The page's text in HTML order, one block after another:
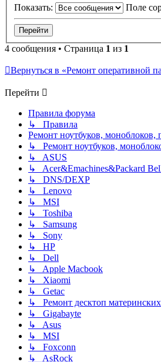
Показать: Поле
4 сообщения • Страница 1 из 1
Вернуться в «Ремонт оперативной
Перейти
Правила форума
↳ Правила
Ремонт ноутбуков,
↳ Ремонт ноутбуков,
↳ ASUS
↳ Acer&Emachines&Packard
↳ DNS/DEXP
↳ Lenovo
↳ MSI
↳ Toshiba
↳ Samsung
↳ Sony
↳ HP
↳ Dell
↳ Apple Macbook
↳ Xiaomi
↳ Getac
↳ Ремонт десктоп
↳ Gigabayte
↳ Asus
↳ MSI
↳ Foxconn
↳ AsRock